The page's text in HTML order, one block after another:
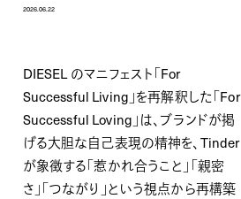
2026.06.22
DIESEL のマニフェスト「For
Successful Living」を再解釈した「For
Successful Loving」は、ブランドが掲
げる大胆な自己表現の精神を、Tinder
が象徴する「惹かれ合うこと」「親密
さ」「つながり」という視点から再構築